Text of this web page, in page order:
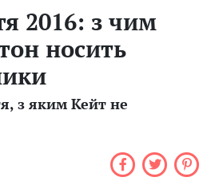
2016: з чим
носить
з яким Кейт не